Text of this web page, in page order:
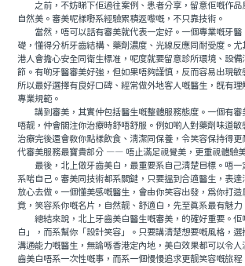
之前，不妨睇下佢過往案例、患者分享，留意佢嘅作品
自然美。審美呢樣嘢系經驗累積返嚟嘅，不只靠技術。
當然，唔可以話有審美就代表一定好。一個專業嘅牙醫
礎，懂得分析牙齒結構、藥劑濃度、光線反應同耐受度。
港人會擔心安全同衛生標准，呢度就要留意診所環境、設備
節。有啲牙醫審美好強，但如果唔夠謹慎，反而容易出現敏
所以最好選擇有良好口碑、經常做外地客人嘅醫生，既有
專業規範。
講到審美，其實仲包括醫生嘅整體服務態度。一個有審
唔靓，仲會關注你治療時舒唔舒服。例如啲人對藥劑味道敏
治療完後還會教你點樣飲食、清潔同保養，令笑容保持得
代審美服務最寶貴部分 —— 唔止滿足視覺美，更重視體驗
最後，北上做牙齒美白，最重要系自己清楚目標。唔一
系啱自己。審美同技術都系關鍵，只要搵到合適醫生，表
放心去做。一個懂美感嘅醫生，會由你笑容出發，爲你打
竟，笑容系你嘅名片，自然靓、舒適白，先至真系最有魅力
總結來說，北上牙齒美白醫生嘅審美，的確好重要。佢
白」，而系幫你「設計笑容」。只要講清楚想要嘅風格，
溝通能力嘅醫生，無論喺香港定內地，美白效果都可以令
齒美白唔系一次性嘅事，而系一個慢慢追求更靓笑容嘅旅程